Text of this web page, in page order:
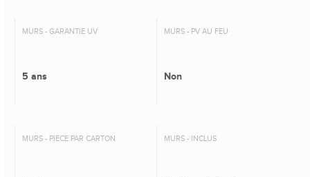
MURS - GARANTIE UV
5 ans
MURS - PV AU FEU
Non
MURS - PIÈCE PAR CARTON MURS - INCLUS